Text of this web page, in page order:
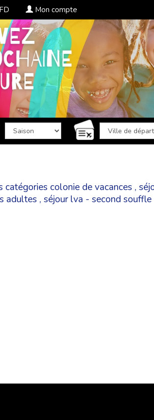
Mon compte
catégories colonie de vacances ,
adultes , séjour lva - second souffle